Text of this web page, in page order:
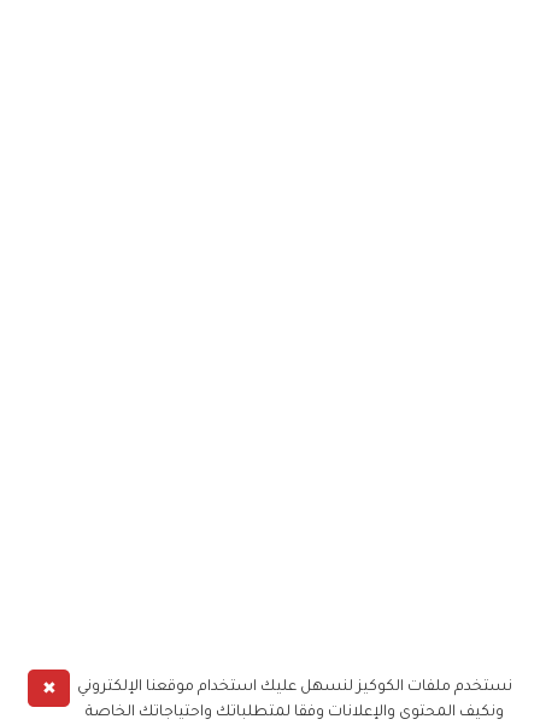
✖
نستخدم ملفات الكوكيز لنسهل عليك استخدام موقعنا الإلكتروني
ونكيف المحتوى والإعلانات وفقا لمتطلباتك واحتياجاتك الخاصة